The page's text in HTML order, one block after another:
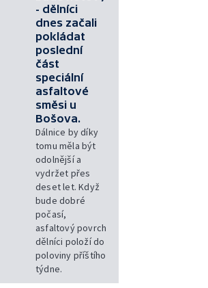
- dělníci
dnes začali
pokládat
poslední
část
speciální
asfaltové
směsi u
Bošova.
Dálnice by díky
tomu měla být
odolnější a
vydržet přes
deset let. Když
bude dobré
počasí,
asfaltový povrch
dělníci položí do
poloviny příštího
týdne.